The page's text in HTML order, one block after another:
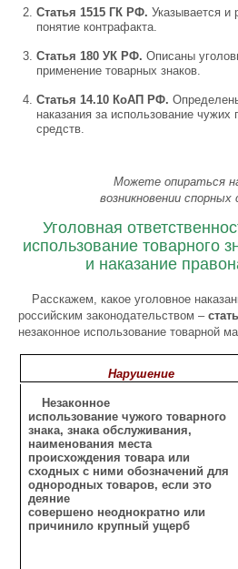
Статья 1515 ГК РФ. Указывается
понятие контрафакта.
Статья 180 УК РФ. Описаны
применение товарных знаков.
Статья 14.10 КоАП РФ.
наказания за использование
средств.
Можете опираться
возникновении спорных
Уголовная
использование товарного
и наказание
Расскажем, какое уголовное
российским законодательством –
незаконное использование товарной
Нарушение
Незаконное
использование чужого товарного
знака, знака обслуживания,
наименования места
происхождения товара или
сходных с ними обозначений для
однородных товаров, если это
деяние
совершено неоднократно или
причинило крупный ущерб